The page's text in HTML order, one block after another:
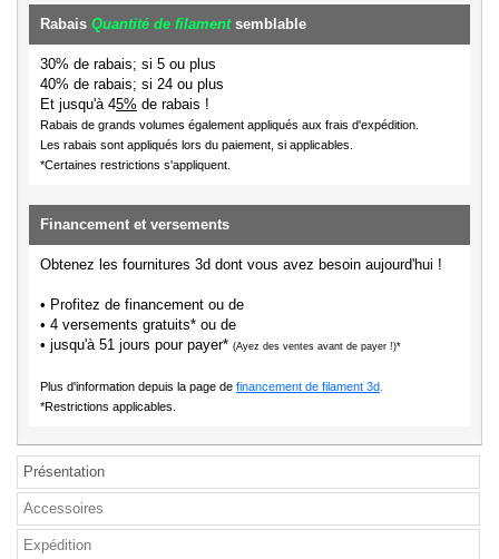
Rabais Quantité de filamentsemblable
30% de rabais; si 5 ou plus
40% de rabais; si 24 ou plus
Et jusqu'à 45% de rabais !
Rabais de grands volumes également appliqués aux frais d'expédition.
Les rabais sont appliqués lors du paiement, si applicables.
*Certaines restrictions s'appliquent.
Financement et versements
Obtenez les fournitures 3d dont vous avez besoin aujourd'hui !
• Profitez de financement ou de
• 4 versements gratuits* ou de
• jusqu'à 51 jours pour payer* (Ayez des ventes avant de payer !)*
Plus d'information depuis la page de financement de filament 3d
*Restrictions applicables.
Présentation
Accessoires
Expédition